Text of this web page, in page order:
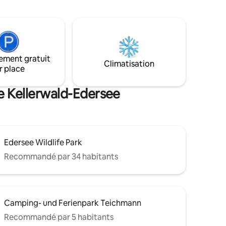
de
Bad
avec nous ! (30 € de frais par séjour)
gratuit
place
Climatisation
Kellerwald-Edersee
Edersee Wildlife Park
Recommandé par 34 habitants
Camping- und Ferienpark Teichmann
Recommandé par 5 habitants